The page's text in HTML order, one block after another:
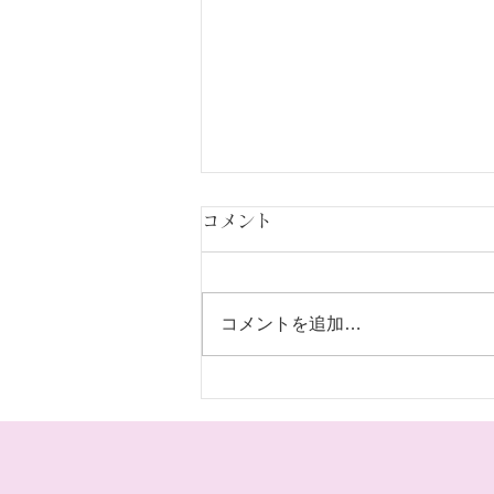
オードブルです。是非注文よ
コメント
コメントを追加…